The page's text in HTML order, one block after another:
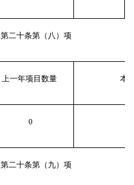
第二十条第（八）项
上一年项目数量 本
0
第二十条第（九）项